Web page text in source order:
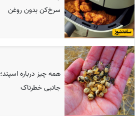
سرخ‌کن بدون روغن
همه چیز درباره
جانبی خطرناک